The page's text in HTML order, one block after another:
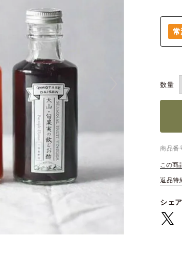
商品番
この商
返品特
シェア